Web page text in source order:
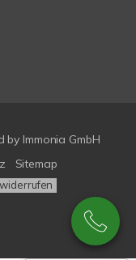
by Immonia GmbH
Sitemap